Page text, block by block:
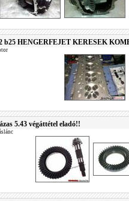
b25 HENGERFEJET KERESEK
5.43 végáttétel eladó!!